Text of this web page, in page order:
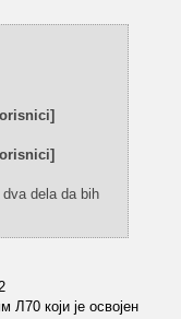
dela da bih
који је освојен